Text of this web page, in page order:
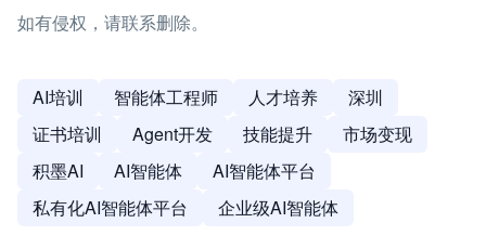
如有侵权，请联系删除。
AI培训 智能体工程师 人才培养
深圳
证书培训
Agent开发 技能提升
市场变现
积墨AI
AI智能体
AI智能体平台
私有化AI智能体平台
企业级AI智能体